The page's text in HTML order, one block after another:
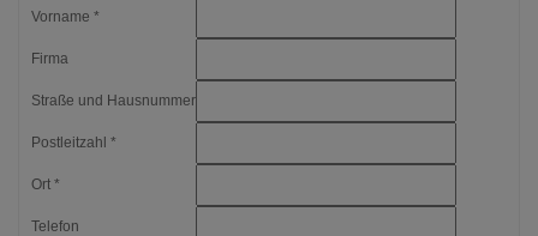
Vorname *
Firma
Straße und Hausnummer
Postleitzahl *
Ort *
Telefon